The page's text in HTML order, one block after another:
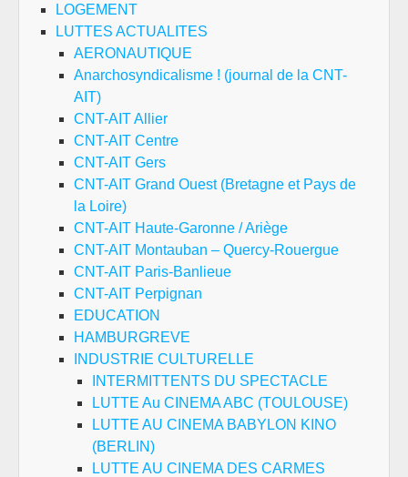
LOGEMENT
LUTTES ACTUALITES
AERONAUTIQUE
Anarchosyndicalisme ! (journal de la CNT-
AIT)
CNT-AIT Allier
CNT-AIT Centre
CNT-AIT Gers
CNT-AIT Grand Ouest (Bretagne et Pays de
la Loire)
CNT-AIT Haute-Garonne / Ariège
CNT-AIT Montauban – Quercy-Rouergue
CNT-AIT Paris-Banlieue
CNT-AIT Perpignan
EDUCATION
HAMBURGREVE
INDUSTRIE CULTURELLE
INTERMITTENTS DU SPECTACLE
LUTTE Au CINEMA ABC (TOULOUSE)
LUTTE AU CINEMA BABYLON KINO
(BERLIN)
LUTTE AU CINEMA DES CARMES